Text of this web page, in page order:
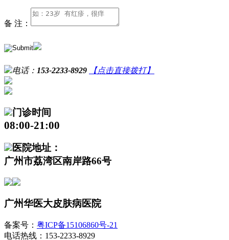
备 注：
电话： 153-2233-8929 【点击直接拨打】
门诊时间
08:00-21:00
医院地址：
广州市荔湾区南岸路66号
广州华医大皮肤病医院
备案号： 粤ICP备15106860号-21
电话热线：153-2233-8929